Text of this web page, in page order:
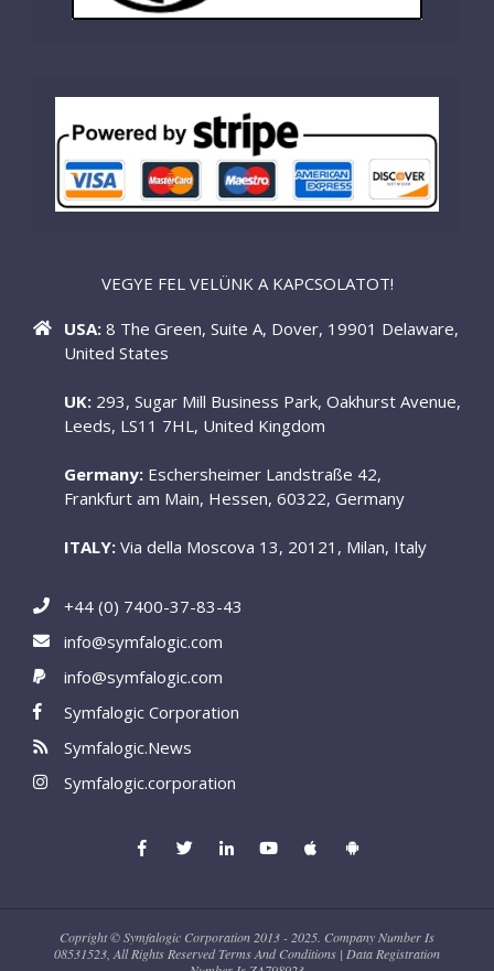
VEGYE FEL VELÜNK A KAPCSOLATOT!
USA: 8 The Green, Suite A, Dover, 19901 Delaware,
United States
UK: 293, Sugar Mill Business Park, Oakhurst Avenue,
Leeds, LS11 7HL, United Kingdom
Germany: Eschersheimer Landstraße 42,
Frankfurt am Main, Hessen, 60322, Germany
ITALY: Via della Moscova 13, 20121, Milan, Italy
+44 (0) 7400-37-83-43
info@symfalogic.com
info@symfalogic.com
Symfalogic Corporation
Symfalogic.News
Symfalogic.corporation
Copright © Symfalogic Corporation 2013 - 2025. Company Number Is
08531523, All Rights Reserved Terms And Conditions | Data Registration